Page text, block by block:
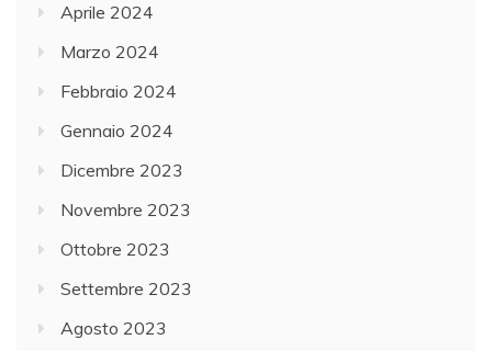
Aprile 2024
Marzo 2024
Febbraio 2024
Gennaio 2024
Dicembre 2023
Novembre 2023
Ottobre 2023
Settembre 2023
Agosto 2023